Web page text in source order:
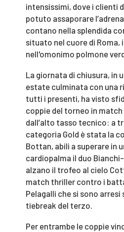
intensissimi, dove i clienti
potuto assaporare
contano nella splendida
situato nel cuore di Roma,
nell'omonimo polmone
La giornata di chiusura, in
estate culminata con una
tutti i presenti, ha visto
coppie del torneo in
dall’alto tasso tecnico: a
categoria Gold è stata la
Bottan, abili a superare in
cardiopalma il duo
alzano il trofeo al cielo
match thriller contro i
Pelagalli che si sono arresi
tiebreak del terzo.
Per entrambe le coppie